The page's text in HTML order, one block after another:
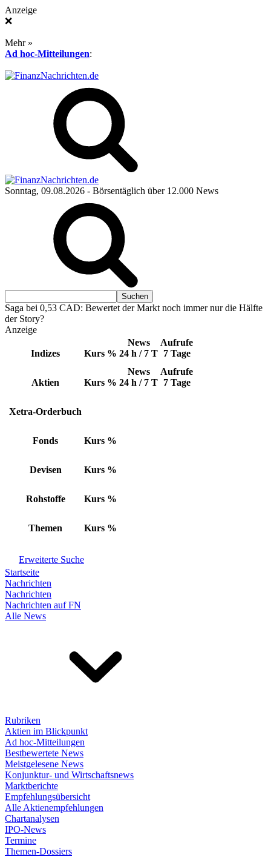
Anzeige
❌
Mehr »
Ad hoc-Mitteilungen:
Sonntag, 09.08.2026 - Börsentäglich über 12.000 News
Saga bei 0,53 CAD: Bewertet der Markt noch immer nur die Hälfte
der Story?
Anzeige
Indizes Kurs %
News
24 h / 7 T
Aufrufe
7 Tage
Aktien Kurs %
News
24 h / 7 T
Aufrufe
7 Tage
Xetra-Orderbuch
Fonds Kurs %
Devisen Kurs %
Rohstoffe Kurs %
Themen Kurs %
Erweiterte Suche
Startseite
Nachrichten
Nachrichten
Nachrichten auf FN
Alle News
Rubriken
Aktien im Blickpunkt
Ad hoc-Mitteilungen
Bestbewertete News
Meistgelesene News
Konjunktur- und Wirtschaftsnews
Marktberichte
Empfehlungsübersicht
Alle Aktienempfehlungen
Chartanalysen
IPO-News
Termine
Themen-Dossiers